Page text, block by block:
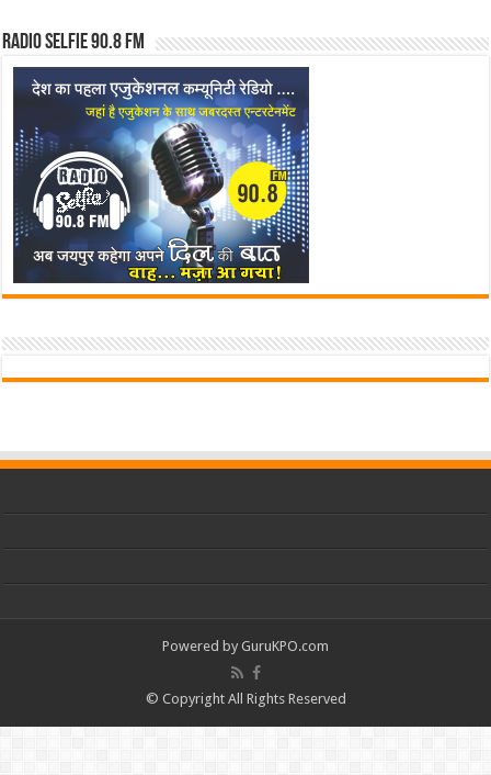
Radio Selfie 90.8 FM
Powered by GuruKPO.com
© Copyright All Rights Reserved